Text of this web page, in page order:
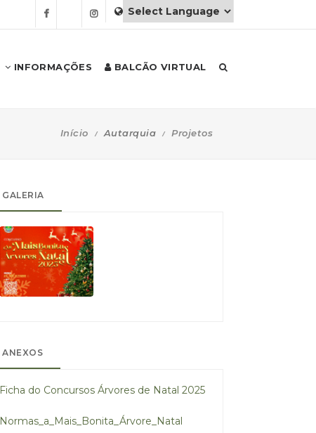
INFORMAÇÕES BALCÃO VIRTUAL
Início Autarquia Projetos
GALERIA
ANEXOS
Ficha do Concursos Árvores de Natal 2025
Normas_a_Mais_Bonita_Árvore_Natal